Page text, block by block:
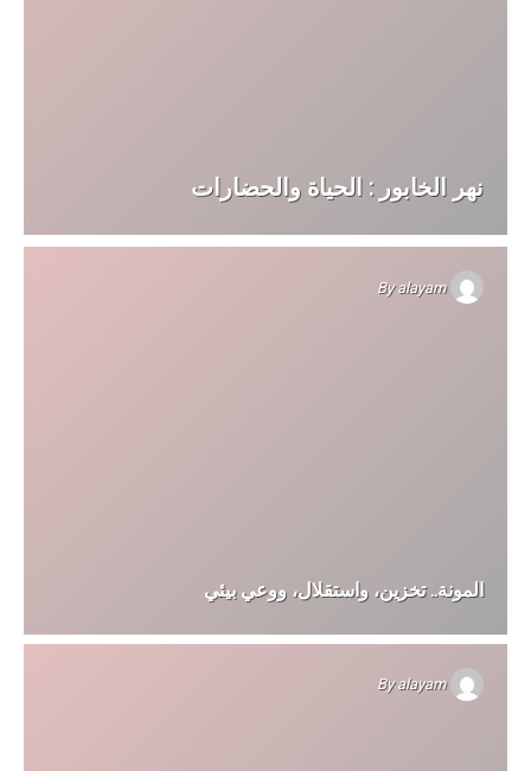
نهر الخابور : الحياة والحضارات
Byalayam
المونة.. تخزين، واستقلال، ووعي بيئي
Byalayam